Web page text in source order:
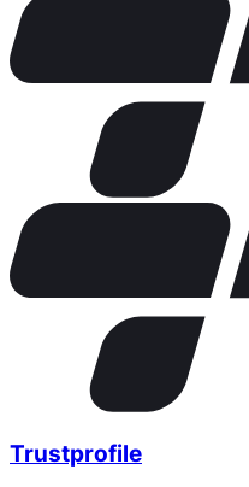
Trustprofile